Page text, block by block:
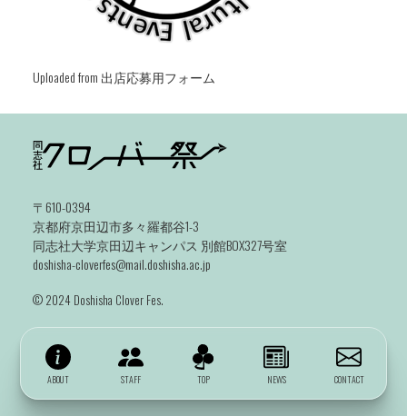
Uploaded from 出店応募用フォーム
ABOUT STAFF TOP NEWS CONTACT
〒610-0394
京都府京田辺市多々羅都谷1-3
同志社大学京田辺キャンパス 別館BOX327号室
doshisha-cloverfes@mail.doshisha.ac.jp
©️ 2024 Doshisha Clover Fes.